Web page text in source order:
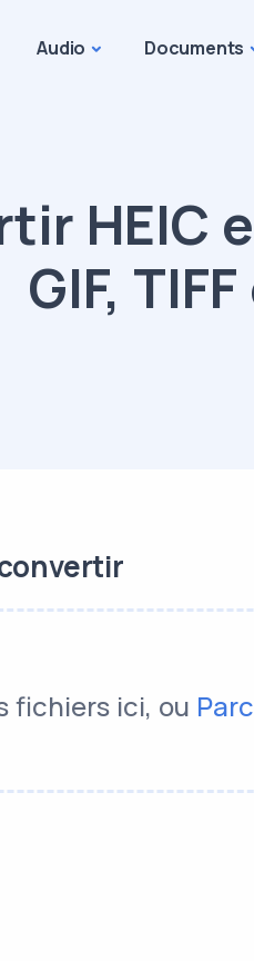
Audio Documents
HEIC
GIF,
fichiers ici, ou